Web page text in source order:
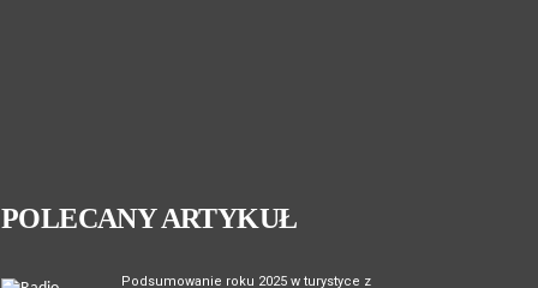
POLECANY ARTYKUŁ
Podsumowanie roku 2025 w turystyce z